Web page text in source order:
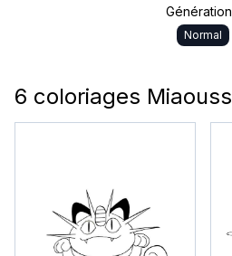
Génération
Normal
6 coloriages